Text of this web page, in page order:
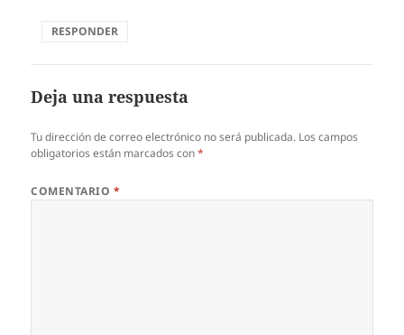
RESPONDER
Deja una respuesta
Tu dirección de correo electrónico no será publicada. Los campos
obligatorios están marcados con*
COMENTARIO *